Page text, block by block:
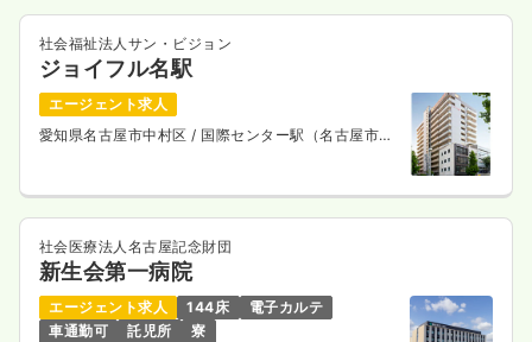
社会福祉法人サン・ビジョン
ジョイフル名駅
エージェント求人
愛知県名古屋市中村区/ 国際センター駅（名古屋市営
社会医療法人名古屋記念財団
新生会第一病院
エージェント求人 144床
電子カルテ
車通勤可
託児所
寮